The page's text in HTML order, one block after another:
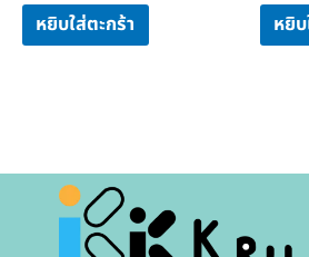
หยิบใส่ตะกร้า หยิบ